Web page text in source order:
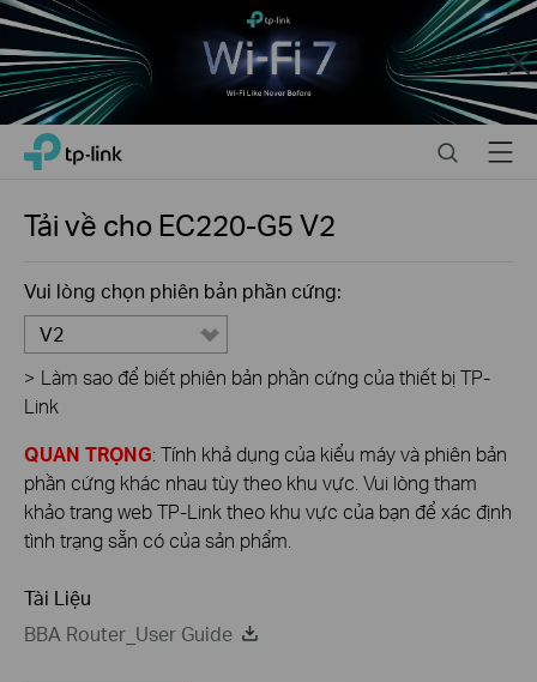
Close
Click
the
navigation
TP-Link, Reliably Smart SearchMenu
Tải về cho EC220-G5V2
Vui lòng chọn phiên bản phần cứng:
V2
> Làm sao để biết phiên bản phần cứng của thiết bị TP-
Link
QUAN TRỌNG: Tính khả dụng của kiểu máy và phiên bản
phần cứng khác nhau tùy theo khu vực. Vui lòng tham
khảo trang web TP-Link theo khu vực của bạn để xác định
tình trạng sẵn có của sản phẩm.
Tài Liệu
BBA Router_User Guide